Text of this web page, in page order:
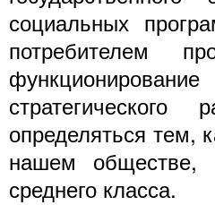
социальных
потребителем
определяться тем,
нашем обществе,
среднего класса.